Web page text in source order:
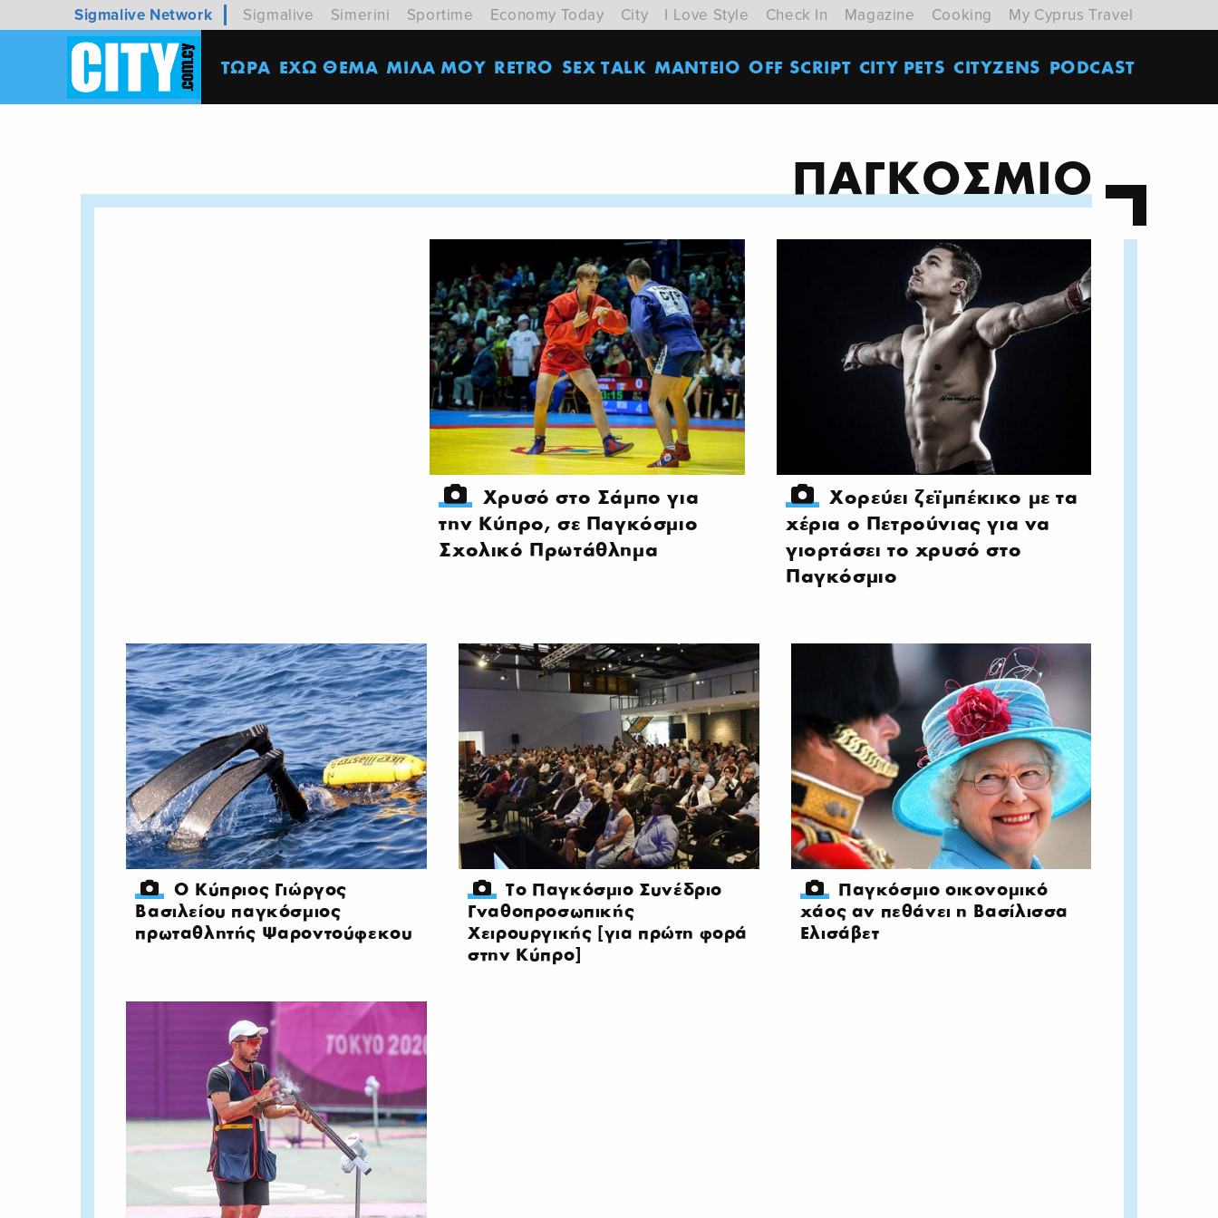
Sigmalive Network Sigmalive Simerini Sportime Economy Today City I Love Style Check In Magazine Cooking My Cyprus Travel
ΤΩΡΑ ΕΧΩ ΘΕΜΑ MΙΛΑ ΜΟΥ RETRO SEX TALK ΜΑΝΤΕΙΟ OFF SCRIPT CITY PETS CITYZENS PODCAST
ΠΑΓΚΟΣΜΙΟ
Χρυσό στο Σάμπο για
την Κύπρο, σε Παγκόσμιο
Σχολικό Πρωτάθλημα
Χορεύει ζεϊμπέκικο με τα
χέρια ο Πετρούνιας για να
γιορτάσει το χρυσό στο
Παγκόσμιο
Ο Κύπριος Γιώργος
Βασιλείου παγκόσμιος
πρωταθλητής Ψαροντούφεκου
Το Παγκόσμιο Συνέδριο
Γναθοπροσωπικής
Χειρουργικής [για πρώτη φορά
στην Κύπρο]
Παγκόσμιο οικονομικό
χάος αν πεθάνει η Βασίλισσα
Ελισάβετ